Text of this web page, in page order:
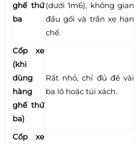
ghế thứ
ba
(dưới 1m6), không gian
đầu gối và trần xe hạn
chế.
Cốp xe
(khi
dùng
hàng
ghế thứ
ba)
Rất nhỏ, chỉ đủ để vài
ba lô hoặc túi xách.
Cốp xe